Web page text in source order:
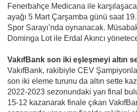
Fenerbahçe Medicana ile
ayağı 5 Mart Çarşamba günü saat
Spor Sarayı’nda oynanacak.
Dominga Lot ile Erdal Akıncı
VakıfBank son iki eşleşmeyi altın
VakıfBank, rakibiyle CEV
son iki eleme turunu da altın sette
2022-2023 sezonundaki yarı final
15-12 kazanarak finale çıkan